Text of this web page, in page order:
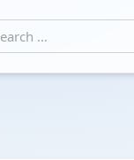
for: